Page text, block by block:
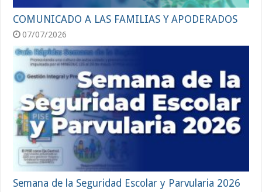
COMUNICADO A LAS FAMILIAS Y APODERADOS
07/07/2026
Semana de la Seguridad Escolar y Parvularia 2026